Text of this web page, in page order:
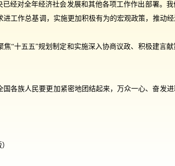
已经对全年经济社会发展和其他各项工作作出部署。
工作总基调，实施更加积极有为的宏观政策，推动
“十五五”规划制定和实施深入协商议政、积极建言
各族人民要更加紧密地团结起来，万众一心、奋发